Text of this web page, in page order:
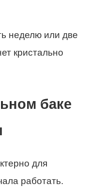
неделю или две
кристально
баке
для
работать.